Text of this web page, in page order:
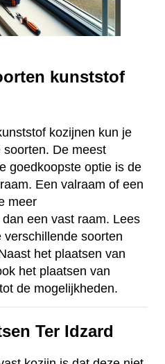
kunststof
kozijnen kun je
De meest
goedkoopste optie is de
Een valraam of een
meer
een vast raam. Lees
soorten
het plaatsen van
het plaatsen van
de mogelijkheden.
Ter Idzard